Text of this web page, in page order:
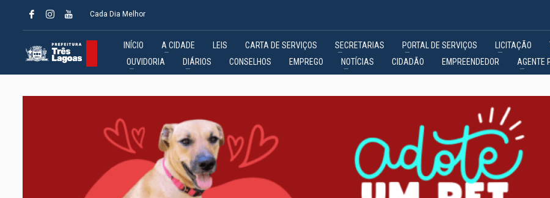
Cada Dia Melhor
INÍCIO A CIDADE LEIS CARTA DE SERVIÇOS SECRETARIAS PORTAL DE SERVIÇOS LICITAÇÃO
OUVIDORIA
DIÁRIOS CONSELHOS EMPREGO NOTÍCIAS CIDADÃO EMPREENDEDOR AGENTE